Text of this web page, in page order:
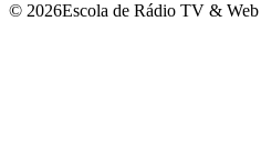
© 2026Escola de Rádio TV & Web